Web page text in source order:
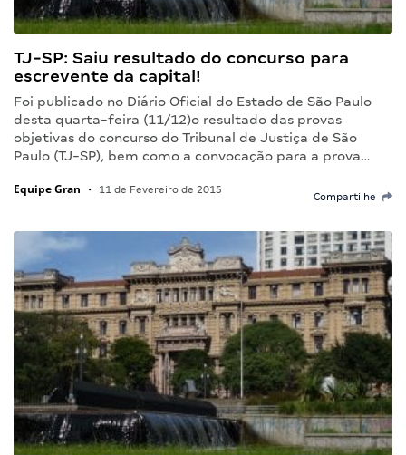
TJ-SP: Saiu resultado do concurso para
escrevente da capital!
Foi publicado no Diário Oficial do Estado de São Paulo
desta quarta-feira (11/12)o resultado das provas
objetivas do concurso do Tribunal de Justiça de São
Paulo (TJ-SP), bem como a convocação para a prova…
Equipe Gran • 11 de Fevereiro de 2015
Compartilhe